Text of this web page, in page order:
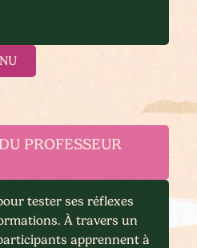
PROFESSEUR
tester ses réflexes
À travers un
apprennent à